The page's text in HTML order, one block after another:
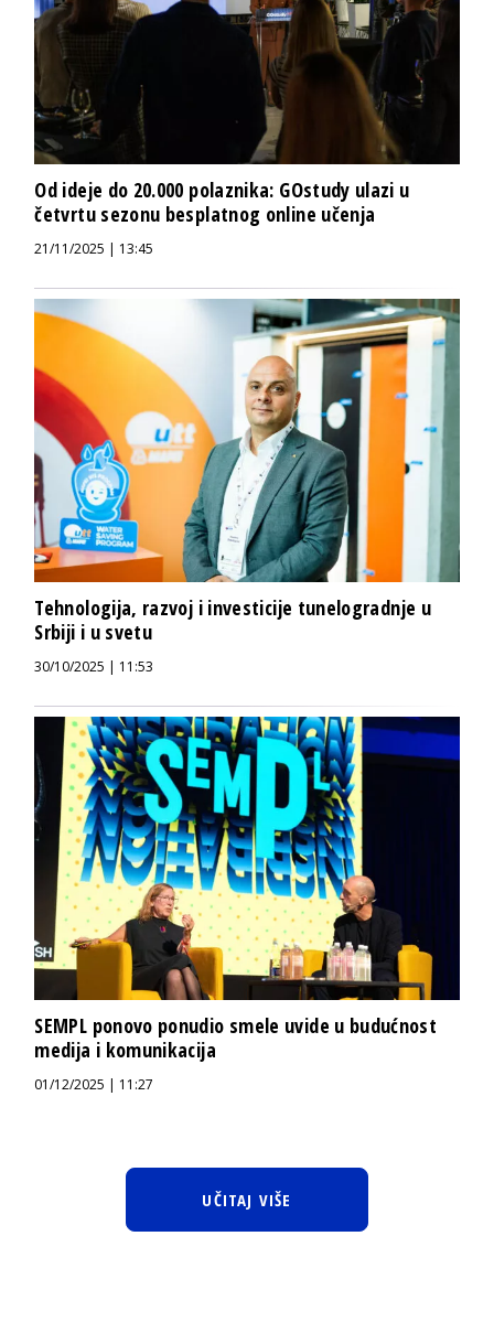
Od ideje do 20.000 polaznika: GOstudy ulazi u
četvrtu sezonu besplatnog online učenja
21/11/2025 | 13:45
Tehnologija, razvoj i investicije tunelogradnje u
Srbiji i u svetu
30/10/2025 | 11:53
SEMPL ponovo ponudio smele uvide u budućnost
medija i komunikacija
01/12/2025 | 11:27
UČITAJ VIŠE